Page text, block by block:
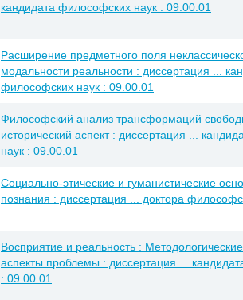
кандидата философских наук : 09.00.01
Расширение предметного поля
модальности реальности : диссертация ...
философских наук : 09.00.01
Философский анализ трансформаций
исторический аспект : диссертация ...
наук : 09.00.01
Социально-этические и гуманистические
познания : диссертация ... доктора
Восприятие и реальность :
аспекты проблемы : диссертация ...
: 09.00.01